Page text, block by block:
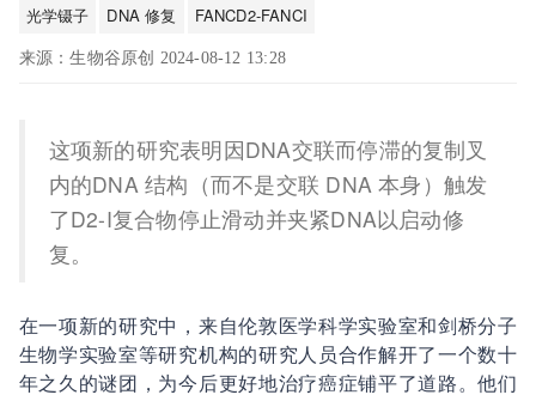
光学镊子 DNA 修复 FANCD2-FANCI
来源：生物谷原创 2024-08-12 13:28
这项新的研究表明因DNA交联而停滞的复制叉
内的DNA 结构（而不是交联 DNA 本身）触发
了D2-I复合物停止滑动并夹紧DNA以启动修
复。
在一项新的研究中，来自伦敦医学科学实验室和剑桥分子
生物学实验室等研究机构的研究人员合作解开了一个数十
年之久的谜团，为今后更好地治疗癌症铺平了道路。他们